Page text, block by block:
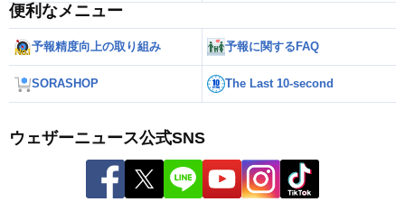
便利なメニュー
予報精度向上の取り組み 予報に関するFAQ
SORASHOP The Last 10-second
ウェザーニュース公式SNS